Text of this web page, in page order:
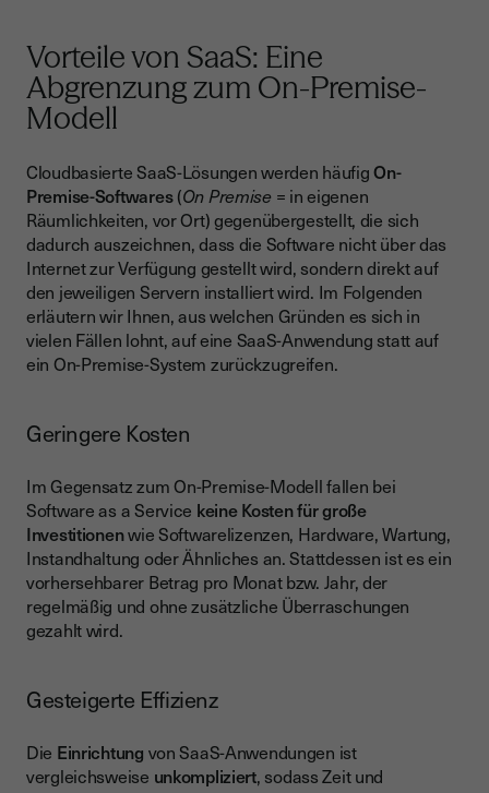
Vorteile von SaaS: Eine
Abgrenzung zum On-Premise-
Modell
Cloudbasierte SaaS-Lösungen werden häufigOn-
Premise-Softwares(On Premise = in eigenen
Räumlichkeiten, vor Ort) gegenübergestellt, die sich
dadurch auszeichnen, dass die Software nicht über das
Internet zur Verfügung gestellt wird, sondern direkt auf
den jeweiligen Servern installiert wird. Im Folgenden
erläutern wir Ihnen, aus welchen Gründen es sich in
vielen Fällen lohnt, auf eine SaaS-Anwendung statt auf
ein On-Premise-System zurückzugreifen.
Geringere Kosten
Im Gegensatz zum On-Premise-Modell fallen bei
Software as a Service keine Kosten für große
Investitionenwie Softwarelizenzen, Hardware, Wartung,
Instandhaltung oder Ähnliches an. Stattdessen ist es ein
vorhersehbarer Betrag pro Monat bzw. Jahr, der
regelmäßig und ohne zusätzliche Überraschungen
gezahlt wird.
Gesteigerte Effizienz
Die Einrichtung von SaaS-Anwendungen ist
vergleichsweise unkompliziert, sodass Zeit und